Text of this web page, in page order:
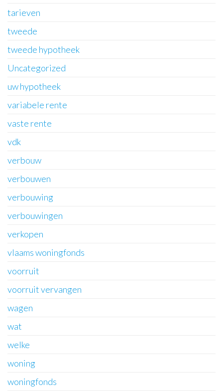
tarieven
tweede
tweede hypotheek
Uncategorized
uw hypotheek
variabele rente
vaste rente
vdk
verbouw
verbouwen
verbouwing
verbouwingen
verkopen
vlaams woningfonds
voorruit
voorruit vervangen
wagen
wat
welke
woning
woningfonds